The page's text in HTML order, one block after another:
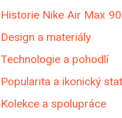
Historie Nike Air Max 90
Design a materiály
Technologie a pohodlí
Popularita a ikonický
Kolekce a spolupráce